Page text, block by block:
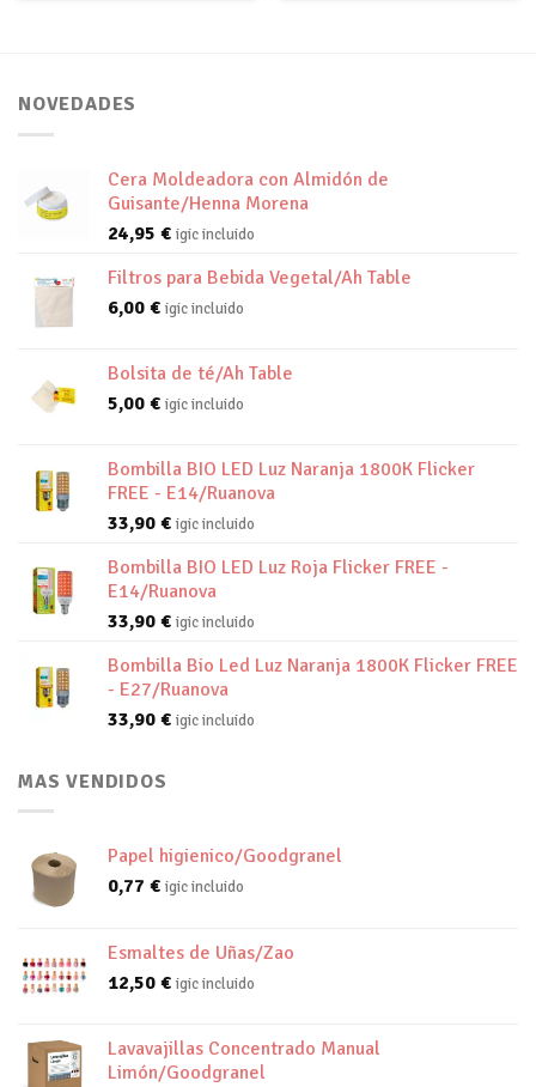
NOVEDADES
Cera Moldeadora con Almidón de
Guisante/Henna Morena
24,95 € igic incluido
Filtros para Bebida Vegetal/Ah Table
6,00 € igic incluido
Bolsita de té/Ah Table
5,00 € igic incluido
Bombilla BIO LED Luz Naranja 1800K Flicker
FREE - E14/Ruanova
33,90 € igic incluido
Bombilla BIO LED Luz Roja Flicker FREE -
E14/Ruanova
33,90 € igic incluido
Bombilla Bio Led Luz Naranja 1800K Flicker FREE
- E27/Ruanova
33,90 € igic incluido
MAS VENDIDOS
Papel higienico/Goodgranel
0,77 € igic incluido
Esmaltes de Uñas/Zao
12,50 € igic incluido
Lavavajillas Concentrado Manual
Limón/Goodgranel